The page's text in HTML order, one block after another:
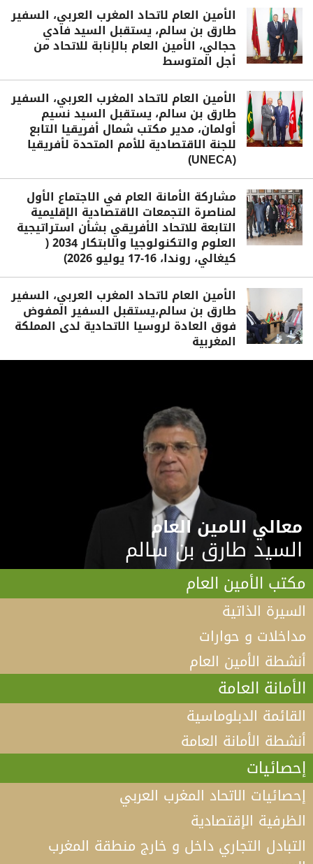
الأمين العام لاتحاد المغرب العربي، السفير
طارق بن سالم، يستقبل السيد فادي
حجالي، الأمين العام بالإنابة للاتحاد من
أجل المتوسط
الأمين العام لاتحاد المغرب العربي، السفير
طارق بن سالم، يستقبل السيد نسيم
أولمان، مدير مكتب شمال أفريقيا التابع
للجنة الاقتصادية للأمم المتحدة لأفريقيا
(UNECA)
مشاركة الأمانة العام في الاجتماع الأول
لمناصرة التجمعات الاقتصادية الإقليمية
التابعة للاتحاد الأفريقي بشأن استراتيجية
العلوم والتكنولوجيا والابتكار 2034 (
كيغالي، روندا، 16-17 يوليو 2026)
الأمين العام لاتحاد المغرب العربي، السفير
طارق بن سالم،يستقبل السفير المفوض
فوق العادة لروسيا الاتحادية لدى المملكة
المغربية
معالي الامين العام
السيد طارق بن سالم
مكتب الأمين العام
السيرة الذاتية
مداخلات و حوارات
أنشطة الأمين العام
الأمانة العامة
القائمة الدبلوماسية
أنشطة الأمانة العامة
إحصائيات
إحصائيات الاتحاد المغرب العربي
الظرفية الإقتصادية
التبادل التجاري داخل و خارج منطقة المغرب